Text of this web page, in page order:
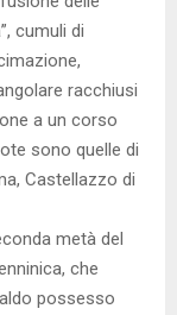
cumuli di
racchiusi
a un corso
sono quelle di
Castellazzo di
metà del
che
possesso